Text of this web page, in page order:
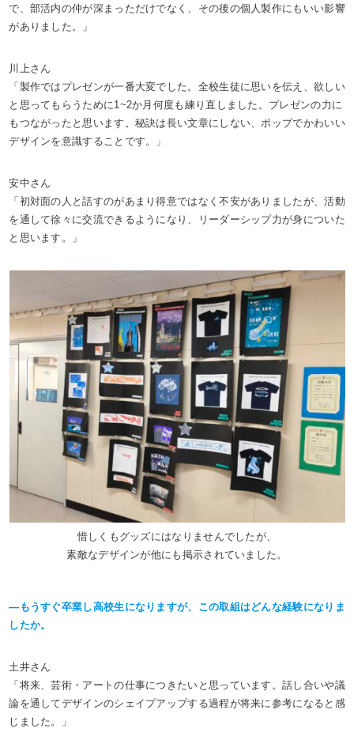
で、部活内の仲が深まっただけでなく、その後の個人製作にもいい影響
がありました。」
川上さん
「製作ではプレゼンが一番大変でした。全校生徒に思いを伝え、欲しい
と思ってもらうために1~2か月何度も練り直しました。プレゼンの力に
もつながったと思います。秘訣は長い文章にしない、ポップでかわいい
デザインを意識することです。」
安中さん
「初対面の人と話すのがあまり得意ではなく不安がありましたが、活動
を通して徐々に交流できるようになり、リーダーシップ力が身についた
と思います。」
惜しくもグッズにはなりませんでしたが、
素敵なデザインが他にも掲示されていました。
―もうすぐ卒業し高校生になりますが、この取組はどんな経験になりま
したか。
土井さん
「将来、芸術・アートの仕事につきたいと思っています。話し合いや議
論を通してデザインのシェイプアップする過程が将来に参考になると感
じました。」